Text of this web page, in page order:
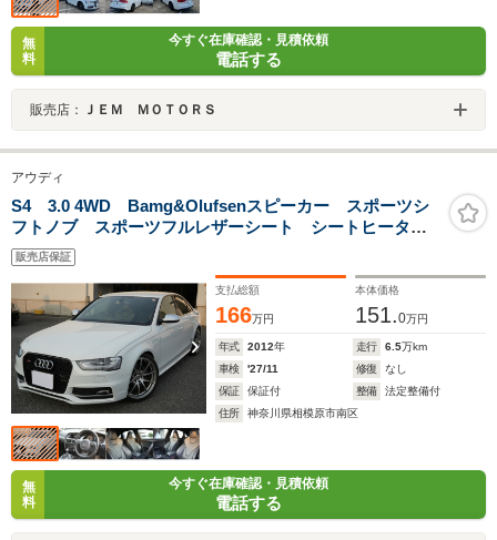
無
料
今すぐ在庫確認・見積依頼
電話する
販売店： ＪＥＭ ＭＯＴＯＲＳ
アウディ
S4 3.0 4WD Bamg&Olufsenスピーカー スポーツシ
フトノブ スポーツフルレザーシート シートヒータ
ー クルーズコントロール パワーシート パドルシフ
ト Bluetooth ETC Bカメラ スマートキー
販売店保証
支払総額
166万円
本体価格
151.0万円
年式 2012年 走行 6.5万km
車検
'27/11 修復
なし
保証
保証付 整備
法定整備付
住所
神奈川県相模原市南区
無
料
今すぐ在庫確認・見積依頼
電話する